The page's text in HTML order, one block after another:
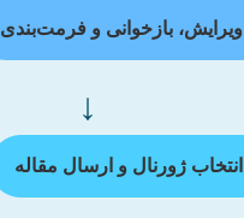
ویرایش، بازخوانی و فرمت‌بندی
↓
انتخاب ژورنال و ارسال مقاله